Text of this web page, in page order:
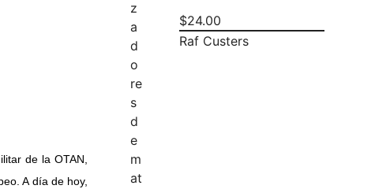
de la OTAN,
A día de hoy,
$24.00
Raf Custers